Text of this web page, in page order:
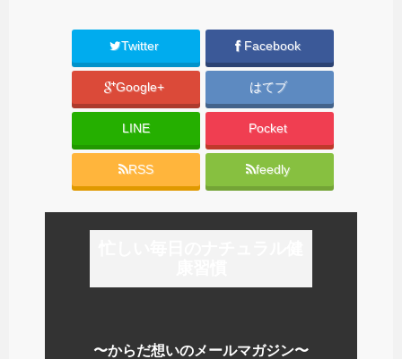
Twitter Facebook
Google+ はてブ
LINE Pocket
RSS feedly
〜からだ想いのメールマガジン〜